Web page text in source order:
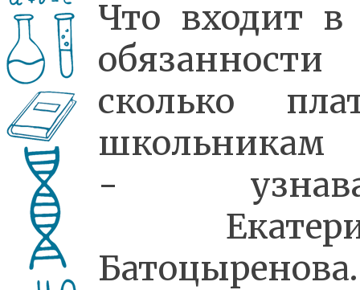
Что входит в
сколько
школьникам
-
Батоцыренова.